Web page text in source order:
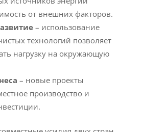
от внешних факторов.
– использование
технологий позволяет
нагрузку на окружающую
– новые проекты
производство и